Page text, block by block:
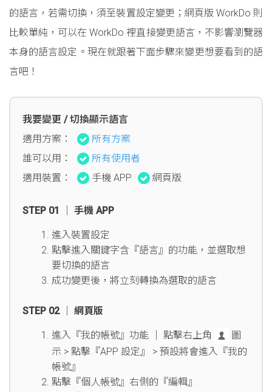
的語言，若需切換，須至裝置設定變更；網頁版 WorkDo 則
比較單純，可以在 WorkDo 裡直接變更語言，不影響瀏覽器
本身的語言設定。現在就跟著下面步驟來變更想要看到的語
言吧！
我要變更 / 切換顯示語言
適用方案：
所有方案
誰可以用：
所有使用者
適用裝置：
手機 APP 網頁版
STEP 01 │ 手機 APP
進入裝置設定
點擊進入關鍵字含『語言』的功能，並選取想
要切換的語言
成功變更後，將立刻轉換為選取的語言
STEP 02 │ 網頁版
進入『我的帳號』功能 │ 點擊右上角
圖
示 > 點擊『APP 設定』 > 預設將會進入『我的
帳號』
點擊『個人帳號』右側的『編輯』